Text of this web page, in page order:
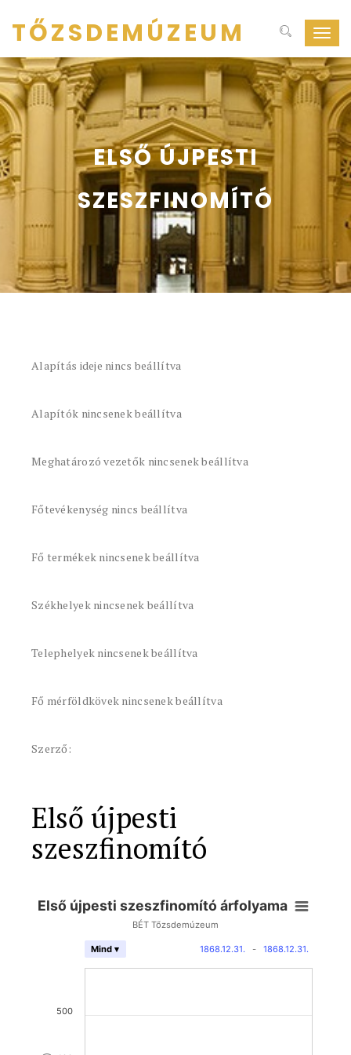
ki-
be
TŐZSDEMÚZEUM
ELSŐ ÚJPESTI
SZESZFINOMÍTÓ
Alapítás ideje nincs beállítva
Alapítók nincsenek beállítva
Meghatározó vezetők nincsenek beállítva
Főtevékenység nincs beállítva
Fő termékek nincsenek beállítva
Székhelyek nincsenek beállítva
Telephelyek nincsenek beállítva
Fő mérföldkövek nincsenek beállítva
Szerző:
Első újpesti
szeszfinomító
Első újpesti szeszfinomító árfolyama
BÉT Tőzsdemúzeum
1868.12.31. - 1868.12.31.
Mind ▾
500